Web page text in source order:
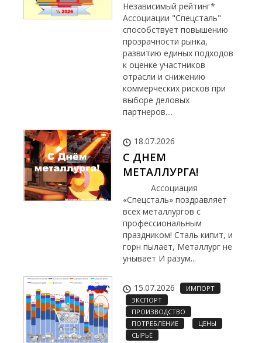
Независимый рейтинг*
Ассоциации "Спецсталь"
способствует повышению
прозрачности рынка,
развитию единых подходов
к оценке участников
отрасли и снижению
коммерческих рисков при
выборе деловых
партнеров....
18.07.2026
С ДНЕМ
МЕТАЛЛУРГА!
Ассоциация
«Спецсталь» поздравляет
всех металлургов с
профессиональным
праздником! Сталь кипит, и
горн пылает, Металлург не
унывает И разум...
15.07.2026
ИМПОРТ
ЭКСПОРТ
ПРОИЗВОДСТВО
ПОТРЕБЛЕНИЕ
ЦЕНЫ
СЫРЬЁ